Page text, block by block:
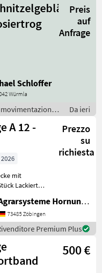
Preis
auf
Anfrage
Schloffer
Würmla
/ Soffiatori
Da ieri
A 12 -
Prezzo
su
richiesta
mit
50 t
Agrarsysteme Hornung GmbH & Co. KG
73485 Zöbingen
Premium Plus
500 €